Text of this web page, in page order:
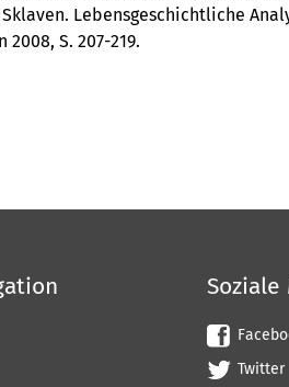
Lebensgeschichtliche
2008, S. 207-219.
Soziale
Twitter